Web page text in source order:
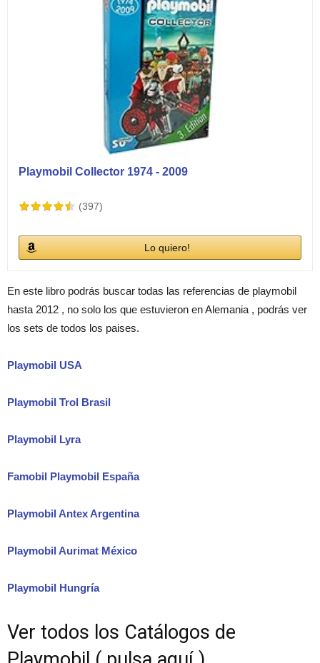
Playmobil Collector 1974 - 2009
(397)
Lo quiero!
En este libro podrás buscar todas las referencias de playmobil
hasta 2012 , no solo los que estuvieron en Alemania , podrás ver
los sets de todos los paises.
Playmobil USA
Playmobil Trol Brasil
Playmobil Lyra
Famobil Playmobil España
Playmobil Antex Argentina
Playmobil Aurimat México
Playmobil Hungría
Ver todos los Catálogos de